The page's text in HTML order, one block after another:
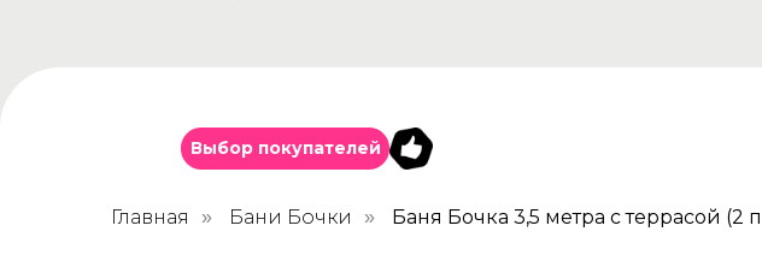
Выбор покупателей
Главная » Бани Бочки » Баня Бочка 3,5 метра с террасой (2